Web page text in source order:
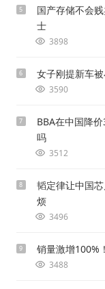
5
国产存储不会
士
3898
6 女子刚提新车
3590
7
BBA在中国降
吗
3512
8
韬定律让中国
烦
3496
9 销量激增100%
3488